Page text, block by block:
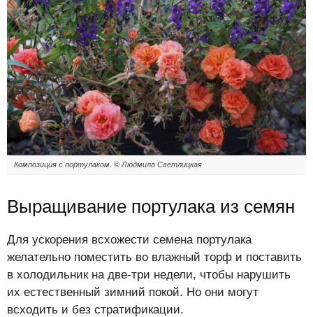
Композиция с портулаком. © Людмила Светлицкая
Выращивание портулака из семян
Для ускорения всхожести семена портулака
желательно поместить во влажный торф и поставить
в холодильник на две-три недели, чтобы нарушить
их естественный зимний покой. Но они могут
всходить и без стратификации.